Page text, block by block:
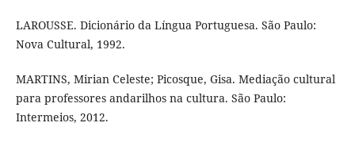
LAROUSSE. Dicionário da Língua Portuguesa. São Paulo:
Nova Cultural, 1992.
MARTINS, Mirian Celeste; Picosque, Gisa. Mediação cultural
para professores andarilhos na cultura. São Paulo:
Intermeios, 2012.